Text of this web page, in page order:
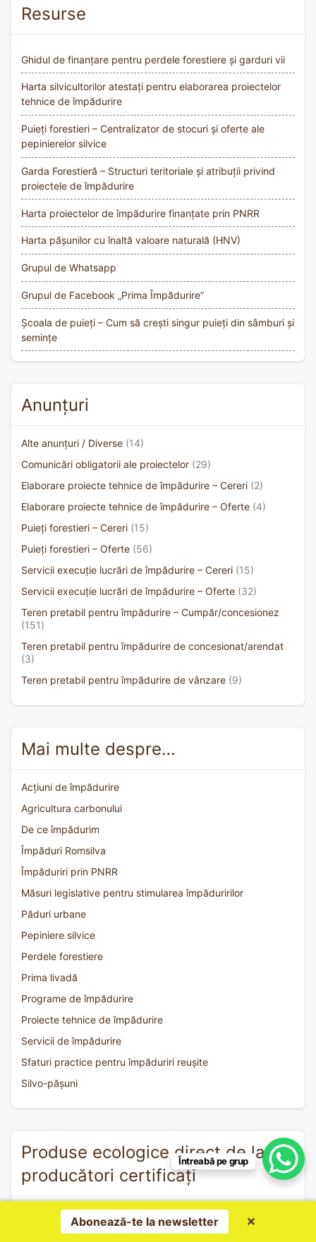
Resurse
Ghidul de finanțare pentru perdele forestiere și garduri vii
Harta silvicultorilor atestați pentru elaborarea proiectelor
tehnice de împădurire
Puieți forestieri – Centralizator de stocuri și oferte ale
pepinierelor silvice
Garda Forestieră – Structuri teritoriale și atribuții privind
proiectele de împădurire
Harta proiectelor de împădurire finanțate prin PNRR
Harta pășunilor cu înaltă valoare naturală (HNV)
Grupul de Whatsapp
Grupul de Facebook „Prima Împădurire”
Școala de puieți – Cum să crești singur puieți din sâmburi și
semințe
Anunțuri
Alte anunțuri / Diverse (14)
Comunicări obligatorii ale proiectelor (29)
Elaborare proiecte tehnice de împădurire – Cereri (2)
Elaborare proiecte tehnice de împădurire – Oferte (4)
Puieți forestieri – Cereri (15)
Puieți forestieri – Oferte (56)
Servicii execuție lucrări de împădurire – Cereri (15)
Servicii execuție lucrări de împădurire – Oferte (32)
Teren pretabil pentru împădurire – Cumpăr/concesionez
(151)
Teren pretabil pentru împădurire de concesionat/arendat
(3)
Teren pretabil pentru împădurire de vânzare (9)
Mai multe despre…
Acțiuni de împădurire
Agricultura carbonului
De ce împădurim
Împăduri Romsilva
Împăduriri prin PNRR
Măsuri legislative pentru stimularea împăduririlor
Păduri urbane
Pepiniere silvice
Perdele forestiere
Prima livadă
Programe de împădurire
Proiecte tehnice de împădurire
Servicii de împădurire
Sfaturi practice pentru împăduriri reușite
Silvo-pășuni
Produse ecologice direct de la
producători certificați
Agricultura ecologică
protejează solul, apa și
biodiversitatea, contribuind la combaterea schimbărilor
Abonează-te la newsletter ✕
Întreabă pe grup